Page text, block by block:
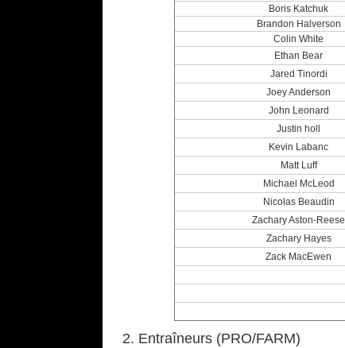
Boris Katchuk
Brandon Halverson
Colin White
Ethan Bear
Jared Tinordi
Joey Anderson
John Leonard
Justin holl
Kevin Labanc
Matt Luff
Michael McLeod
Nicolas Beaudin
Zachary Aston-Reese
Zachary Hayes
Zack MacEwen
2. Entraîneurs (PRO/FARM)